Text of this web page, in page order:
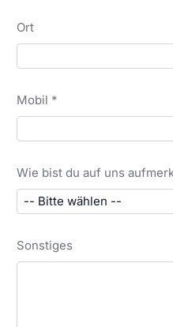
Ort
Mobil *
Wie bist du auf uns
Sonstiges